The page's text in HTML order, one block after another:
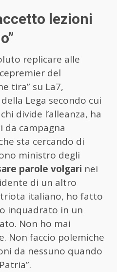
lezioni
replicare alle
del
tira” su La7,
Lega secondo cui
divide l’alleanza, ha
da campagna
sta cercando di
ministro degli
parole volgari nei
di un altro
italiano, ho fatto
inquadrato in un
Non ho mai
Non faccio polemiche
da nessuno quando